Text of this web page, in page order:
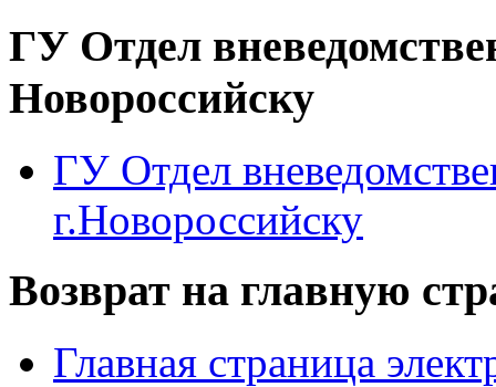
ГУ Отдел
Новороссийску
ГУ Отдел
г.Новороссийску
Возврат на главную
Главная страница